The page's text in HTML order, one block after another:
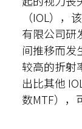
（IOL），
有限公司研
间推移而发
较高的折射
出比其他
数MTF），